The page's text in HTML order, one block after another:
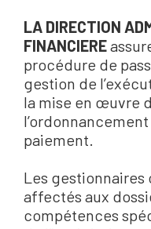
LA DIRECTION
FINANCIERE
procédure de
gestion de
la mise en œuvre
paiement.
Les gestionnaires
affectés aux
compétences